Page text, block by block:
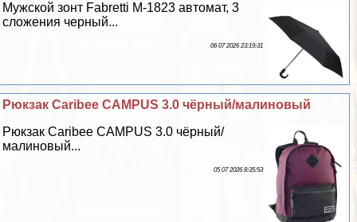
Мужской зонт Fabretti M-1823 автомат, 3
сложения черный...
06 07 2026 23:19:31
Рюкзак Caribee CAMPUS 3.0 чёрный/малиновый
Рюкзак Caribee CAMPUS 3.0 чёрный/
малиновый...
05 07 2026 8:35:53